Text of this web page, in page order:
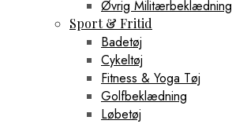
Øvrig Militærbeklædning
Sport & Fritid
Badetøj
Cykeltøj
Fitness & Yoga Tøj
Golfbeklædning
Løbetøj